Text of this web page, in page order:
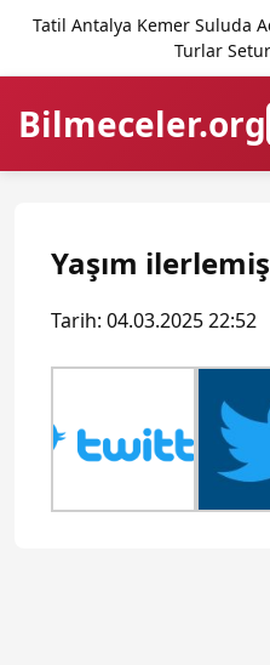
Tatil Antalya Kemer Suluda
Turlar
Bilmeceler.org
Yaşım
Tarih: 04.03.2025 22:52